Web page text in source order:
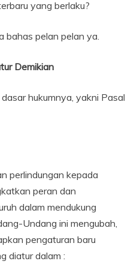
yang berlaku?
bahas pelan pelan ya.
Demikian
hukumnya, yakni Pasal
perlindungan kepada
peran dan
dalam mendukung
Undang ini mengubah,
pengaturan baru
diatur dalam :